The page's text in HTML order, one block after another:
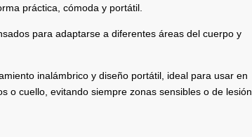
práctica, cómoda y portátil.
para adaptarse a diferentes áreas del cuerpo y
inalámbrico y diseño portátil, ideal para usar en
o cuello, evitando siempre zonas sensibles o de lesión